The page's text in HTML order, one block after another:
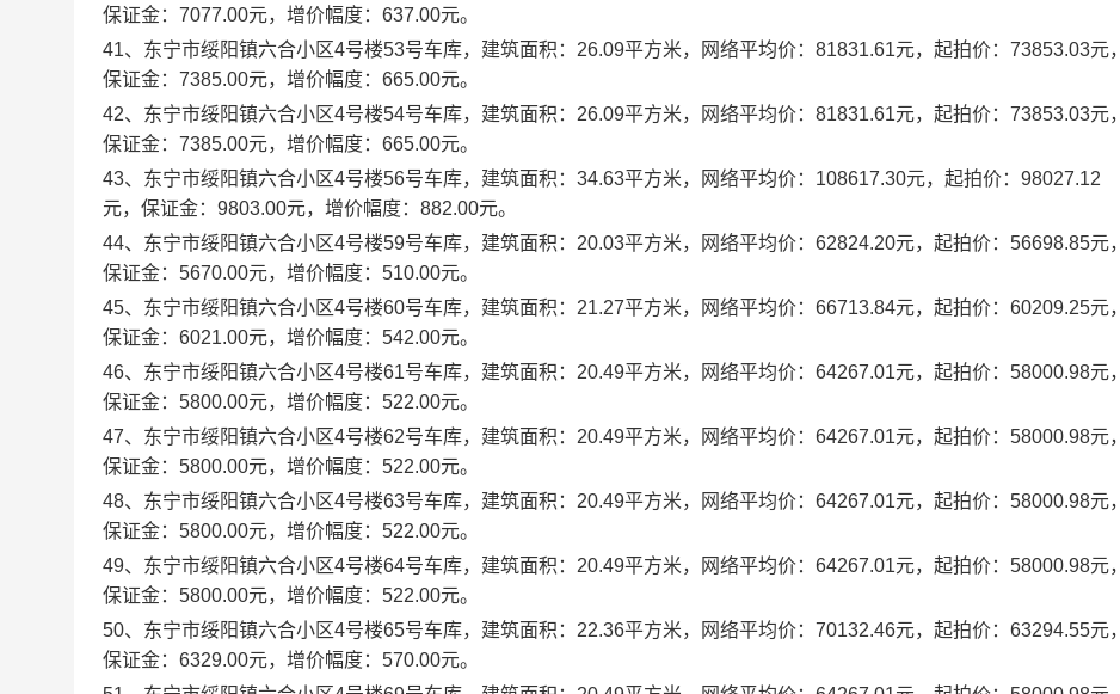
保证金：7077.00元，增价幅度：637.00元。
41、东宁市绥阳镇六合小区4号楼53号车库，建筑面积：26.09平方米，网络平均价：81831.61元，起拍价：73853.03元，
保证金：7385.00元，增价幅度：665.00元。
42、东宁市绥阳镇六合小区4号楼54号车库，建筑面积：26.09平方米，网络平均价：81831.61元，起拍价：73853.03元，
保证金：7385.00元，增价幅度：665.00元。
43、东宁市绥阳镇六合小区4号楼56号车库，建筑面积：34.63平方米，网络平均价：108617.30元，起拍价：98027.12
元，保证金：9803.00元，增价幅度：882.00元。
44、东宁市绥阳镇六合小区4号楼59号车库，建筑面积：20.03平方米，网络平均价：62824.20元，起拍价：56698.85元，
保证金：5670.00元，增价幅度：510.00元。
45、东宁市绥阳镇六合小区4号楼60号车库，建筑面积：21.27平方米，网络平均价：66713.84元，起拍价：60209.25元，
保证金：6021.00元，增价幅度：542.00元。
46、东宁市绥阳镇六合小区4号楼61号车库，建筑面积：20.49平方米，网络平均价：64267.01元，起拍价：58000.98元，
保证金：5800.00元，增价幅度：522.00元。
47、东宁市绥阳镇六合小区4号楼62号车库，建筑面积：20.49平方米，网络平均价：64267.01元，起拍价：58000.98元，
保证金：5800.00元，增价幅度：522.00元。
48、东宁市绥阳镇六合小区4号楼63号车库，建筑面积：20.49平方米，网络平均价：64267.01元，起拍价：58000.98元，
保证金：5800.00元，增价幅度：522.00元。
49、东宁市绥阳镇六合小区4号楼64号车库，建筑面积：20.49平方米，网络平均价：64267.01元，起拍价：58000.98元，
保证金：5800.00元，增价幅度：522.00元。
50、东宁市绥阳镇六合小区4号楼65号车库，建筑面积：22.36平方米，网络平均价：70132.46元，起拍价：63294.55元，
保证金：6329.00元，增价幅度：570.00元。